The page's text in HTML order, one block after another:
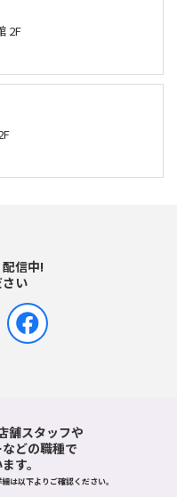
2F
信中!
い
舗スタッフや
どの職種で
す。
は以下よりご確認ください。